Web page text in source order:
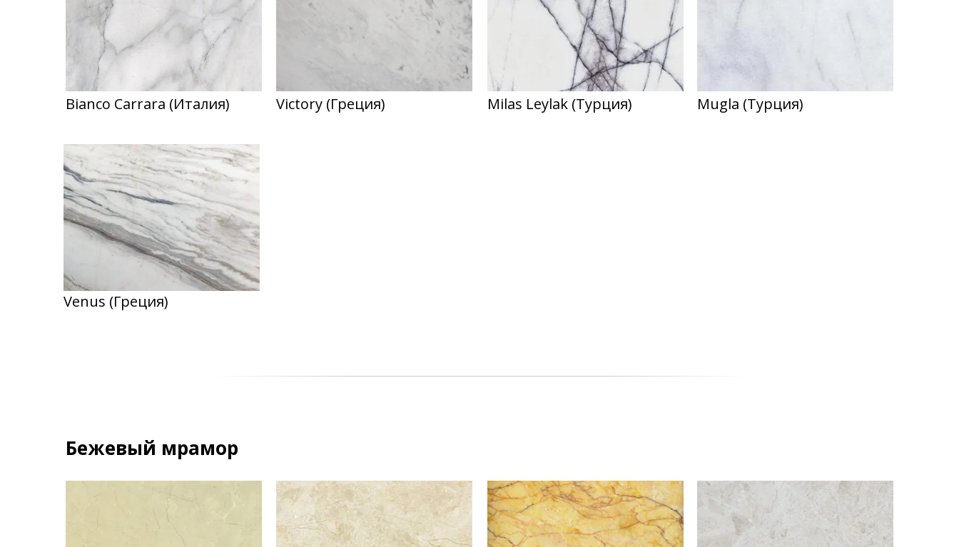
Bianco Carrara (Италия) Victory (Греция) Milas Leylak (Турция) Mugla (Турция)
Venus (Греция)
Бежевый мрамор